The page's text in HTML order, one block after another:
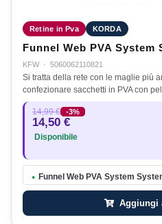
Retine in Pva KORDA
Funnel Web PVA System
KFW · 5060062110821
Si tratta della rete con le maglie più
confezionare sacchetti in PVA con
14,99 € -3%
14,50 €
Disponibile
● Funnel Web PVA System
Aggiungi